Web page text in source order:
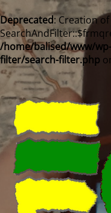
Deprecated: Creation
/home/balised/www/
filter/search-filter.php